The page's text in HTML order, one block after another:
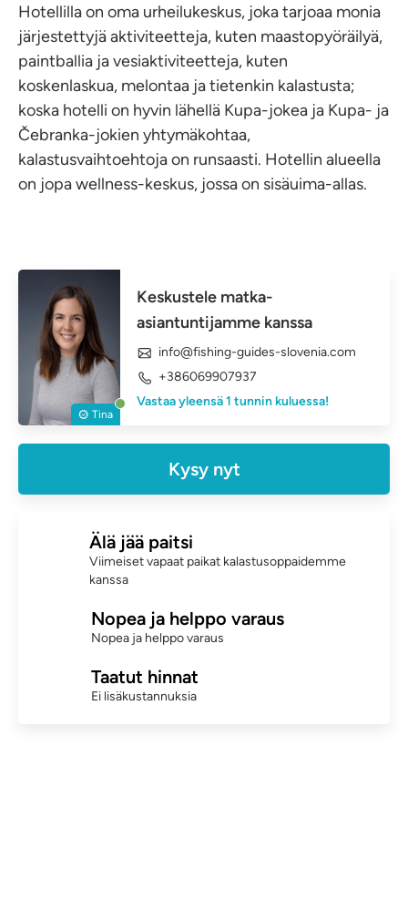
Hotellilla on oma urheilukeskus, joka tarjoaa monia
järjestettyjä aktiviteetteja, kuten maastopyöräilyä,
paintballia ja vesiaktiviteetteja, kuten
koskenlaskua, melontaa ja tietenkin kalastusta;
koska hotelli on hyvin lähellä Kupa-jokea ja Kupa- ja
Čebranka-jokien yhtymäkohtaa,
kalastusvaihtoehtoja on runsaasti. Hotellin alueella
on jopa wellness-keskus, jossa on sisäuima-allas.
Tina
Keskustele matka-
asiantuntijamme kanssa
info@fishing-guides-slovenia.com
+386069907937
Vastaa yleensä 1 tunnin kuluessa!
Kysy nyt
Älä jää paitsi
Viimeiset vapaat paikat kalastusoppaidemme
kanssa
Nopea ja helppo varaus
Nopea ja helppo varaus
Taatut hinnat
Ei lisäkustannuksia